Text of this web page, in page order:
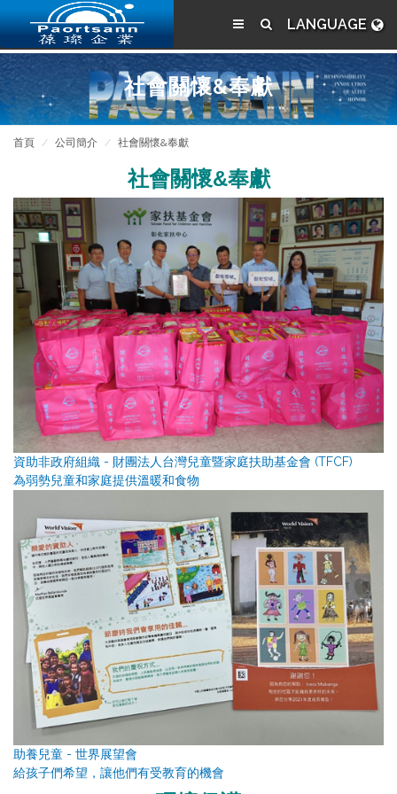
LANGUAGE
社會關懷&奉獻
首頁 公司簡介 社會關懷&奉獻
社會關懷&奉獻
資助非政府組織 - 財團法人台灣兒童暨家庭扶助基金會 (TFCF)
為弱勢兒童和家庭提供溫暖和食物
助養兒童 - 世界展望會
給孩子們希望，讓他們有受教育的機會